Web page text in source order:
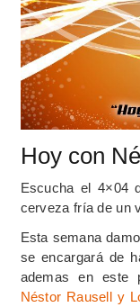
Hoy con
Escucha el 4×04
cerveza fría de un
Esta semana
se encargará de
ademas en este
Néstor Rausell y